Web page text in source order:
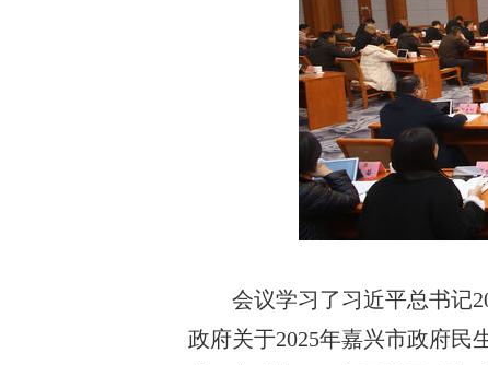
会议学习了习近平总书记
政府关于2025年嘉兴市政府民